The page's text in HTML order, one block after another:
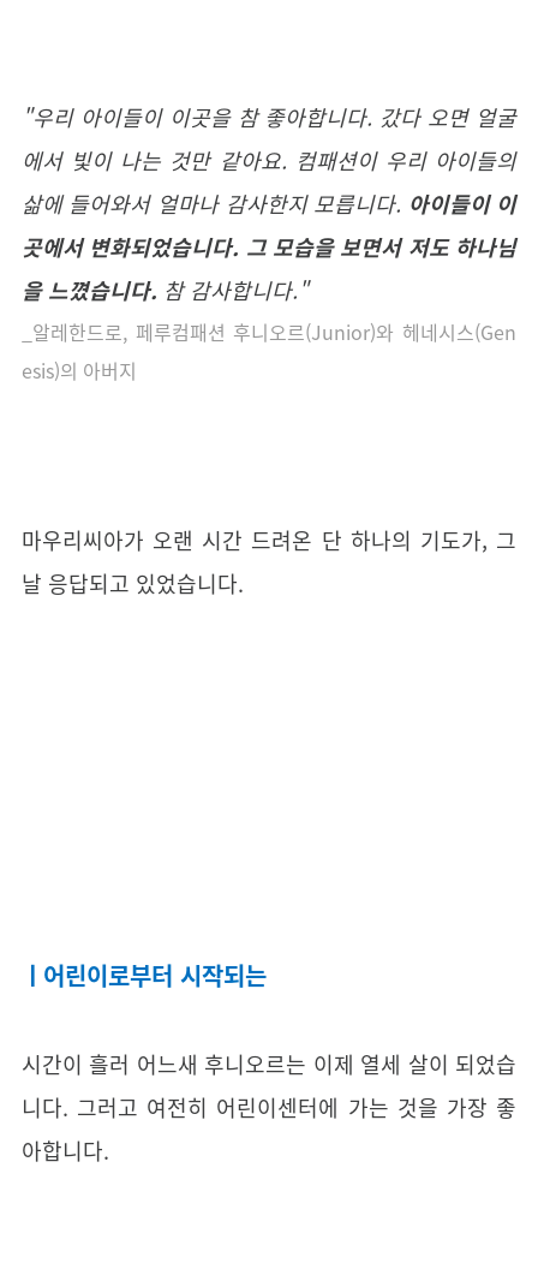
"우리 아이들이 이곳을 참 좋아합니다. 갔다 오면 얼굴
에서 빛이 나는 것만 같아요. 컴패션이 우리 아이들의
삶에 들어와서 얼마나 감사한지 모릅니다. 아이들이 이
곳에서 변화되었습니다. 그 모습을 보면서 저도 하나님
을 느꼈습니다. 참 감사합니다."
_알레한드로, 페루컴패션 후니오르(Junior)와 헤네시스(Gen
esis)의 아버지
마우리씨아가 오랜 시간 드려온 단 하나의 기도가, 그
날 응답되고 있었습니다.
ㅣ어린이로부터 시작되는
시간이 흘러 어느새 후니오르는 이제 열세 살이 되었습
니다. 그러고 여전히 어린이센터에 가는 것을 가장 좋
아합니다.